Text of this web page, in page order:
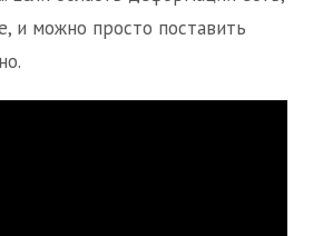
и можно просто поставить